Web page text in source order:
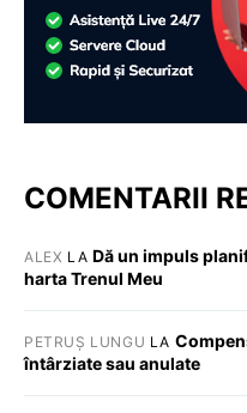
COMENTARII
ALEX LA Dă un impuls
harta Trenul Meu
PETRUȘ LUNGU LA
întârziate sau anulate